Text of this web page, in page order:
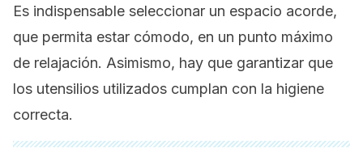
Es indispensable seleccionar un espacio acorde,
que permita estar cómodo, en un punto máximo
de relajación. Asimismo, hay que garantizar que
los utensilios utilizados cumplan con la higiene
correcta.